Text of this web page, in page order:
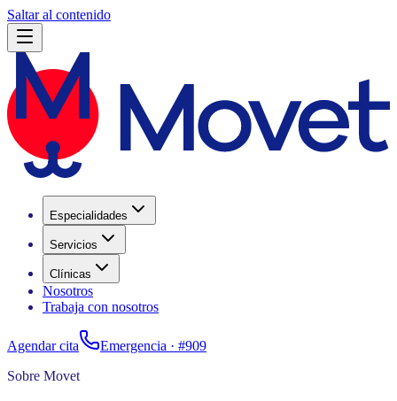
Saltar al contenido
Especialidades
Servicios
Clínicas
Nosotros
Trabaja con nosotros
Agendar cita Emergencia · #909
Sobre Movet